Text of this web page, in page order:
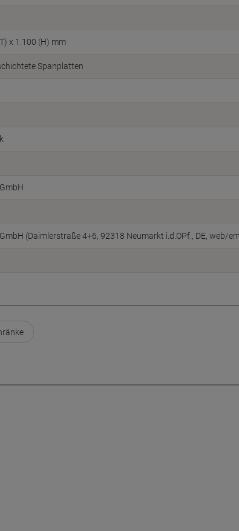
x 1.100 (H) mm
Spanplatten
(Daimlerstraße 4+6, 92318 Neumarkt i.d.OPf., DE, web/